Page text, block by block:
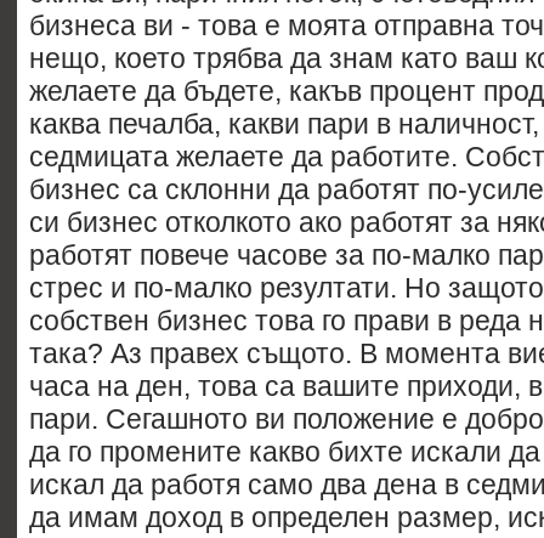
бизнеса ви - това е моята отправна
нещо, което трябва да знам като ваш
желаете да бъдете, какъв процент
каква печалба, какви пари в
седмицата желаете да работите.
бизнес са склонни да работят по-
си бизнес отколкото ако работят за
работят повече часове за по-малко
стрес и по-малко резултати. Но
собствен бизнес това го прави в реда
така? Аз правех същото. В момента
часа на ден, това са вашите приходи,
пари. Сегашното ви положение е
да го промените какво бихте искали
искал да работя само два дена в
да имам доход в определен размер,